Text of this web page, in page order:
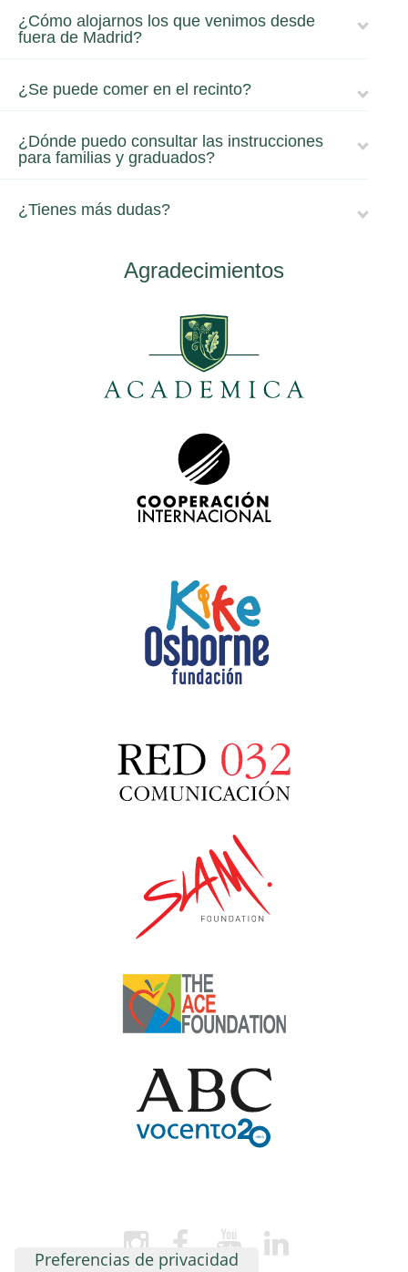
¿Cómo alojarnos los que venimos desde
fuera de Madrid?
¿Se puede comer en el recinto?
¿Dónde puedo consultar las instrucciones
para familias y graduados?
¿Tienes más dudas?
Agradecimientos